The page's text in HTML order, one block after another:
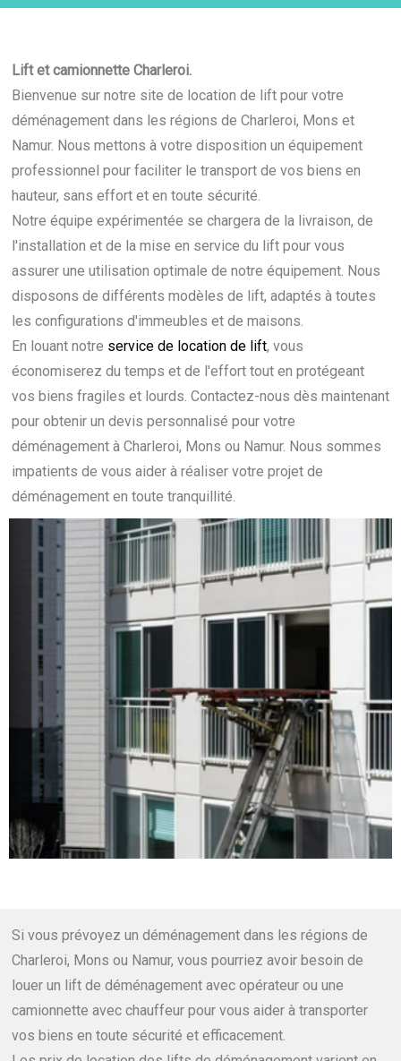
Lift et camionnette Charleroi.
Bienvenue sur notre site de location de lift pour votre
déménagement dans les régions de Charleroi, Mons et
Namur. Nous mettons à votre disposition un équipement
professionnel pour faciliter le transport de vos biens en
hauteur, sans effort et en toute sécurité.
Notre équipe expérimentée se chargera de la livraison, de
l'installation et de la mise en service du lift pour vous
assurer une utilisation optimale de notre équipement. Nous
disposons de différents modèles de lift, adaptés à toutes
les configurations d'immeubles et de maisons.
En louant notre service de location de lift, vous
économiserez du temps et de l'effort tout en protégeant
vos biens fragiles et lourds. Contactez-nous dès maintenant
pour obtenir un devis personnalisé pour votre
déménagement à Charleroi, Mons ou Namur. Nous sommes
impatients de vous aider à réaliser votre projet de
déménagement en toute tranquillité.
Si vous prévoyez un déménagement dans les régions de
Charleroi, Mons ou Namur, vous pourriez avoir besoin de
louer un lift de déménagement avec opérateur ou une
camionnette avec chauffeur pour vous aider à transporter
vos biens en toute sécurité et efficacement.